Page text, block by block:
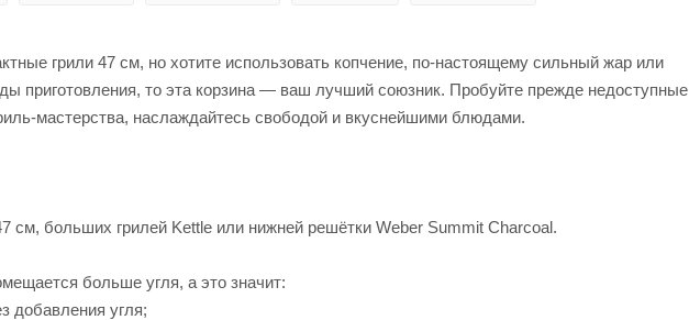
грили 47 см, но хотите использовать копчение, по-настоящему сильный жар или
приготовления, то эта корзина — ваш лучший союзник. Пробуйте прежде недоступные
мастерства, наслаждайтесь свободой и вкуснейшими блюдами.
см, больших грилей Kettle или нижней решётки Weber Summit Charcoal.
больше угля, а это значит:
добавления угля;